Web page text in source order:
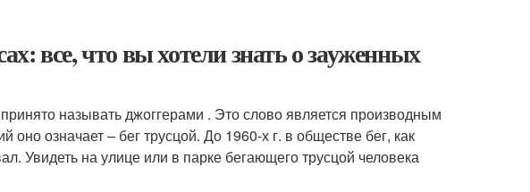
все, что вы хотели знать о зауженных
называть джоггерами . Это слово является производным
оно означает – бег трусцой. До 1960-х г. в обществе бег, как
Увидеть на улице или в парке бегающего трусцой человека